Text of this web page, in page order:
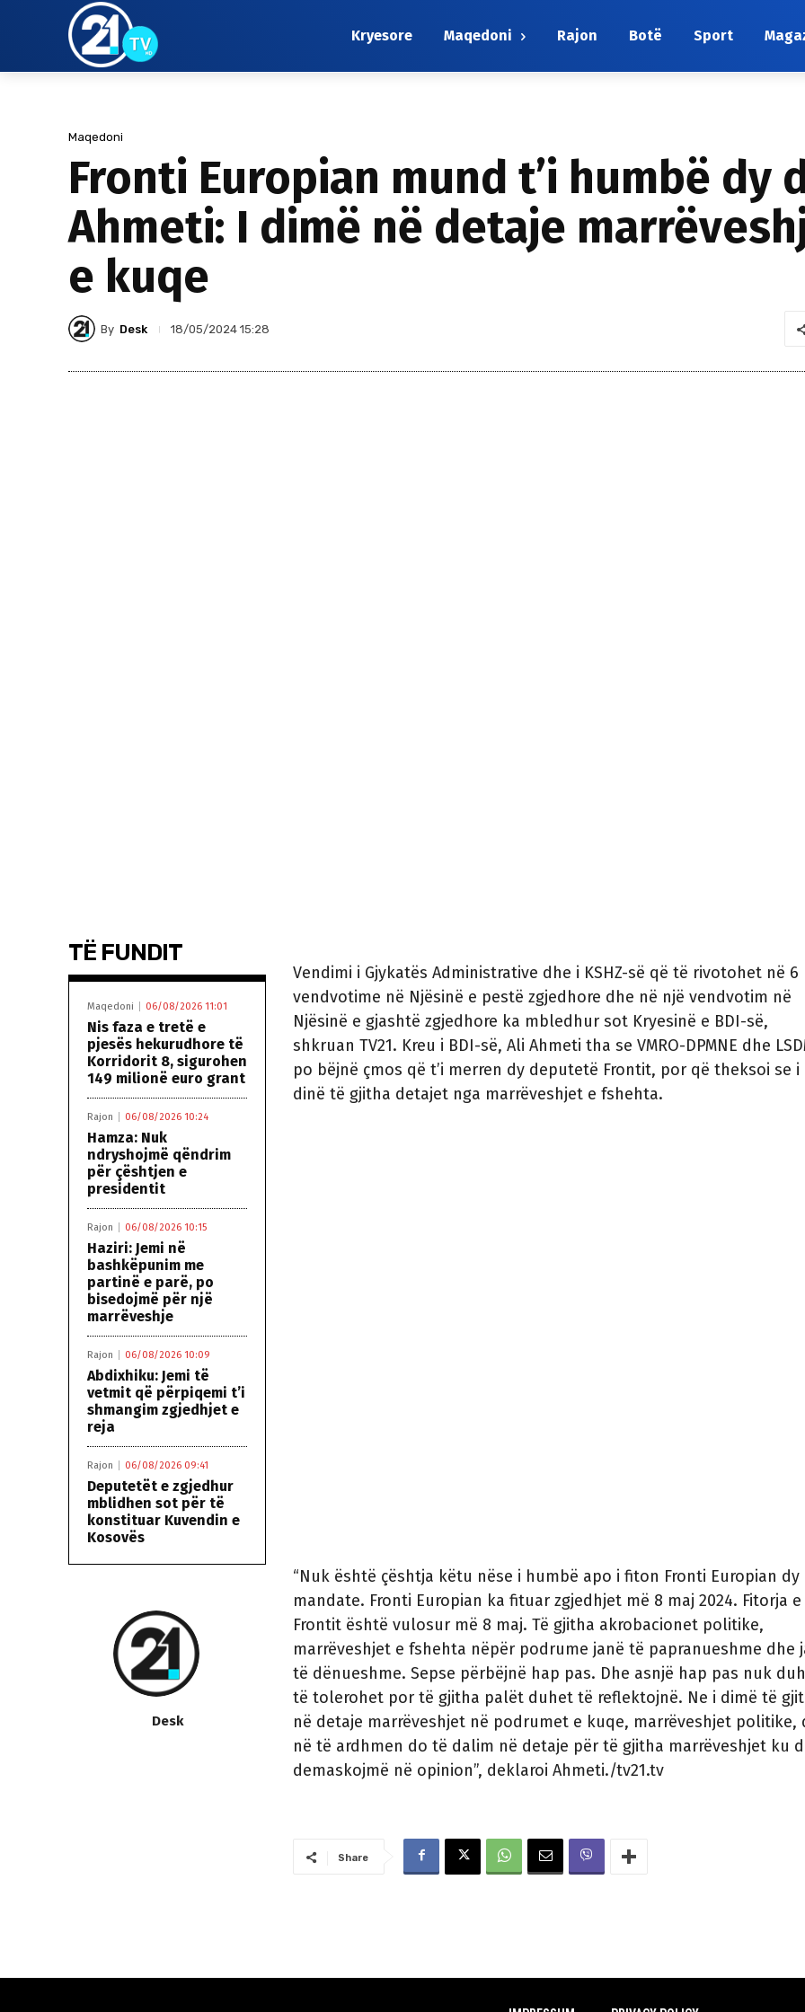
Kryesore Maqedoni Rajon Botë Sport
Maqedoni
Fronti Europian mund t’i humbë dy
Ahmeti: I dimë në detaje
e kuqe
By Desk 18/05/2024 15:28
TË FUNDIT
Maqedoni 06/08/2026 11:01
Nis faza e tretë e
pjesës hekurudhore të
Korridorit 8, sigurohen
149 milionë euro grant
Rajon 06/08/2026 10:24
Hamza: Nuk
ndryshojmë qëndrim
për çështjen e
presidentit
Rajon 06/08/2026 10:15
Haziri: Jemi në
bashkëpunim me
partinë e parë, po
bisedojmë për një
marrëveshje
Rajon 06/08/2026 10:09
Abdixhiku: Jemi të
vetmit që përpiqemi t’i
shmangim zgjedhjet e
reja
Rajon 06/08/2026 09:41
Deputetët e zgjedhur
mblidhen sot për të
konstituar Kuvendin e
Kosovës
Desk
Vendimi i Gjykatës Administrative dhe i KSHZ-së që të rivotohet në 6
vendvotime në Njësinë e pestë zgjedhore dhe në një vendvotim në
Njësinë e gjashtë zgjedhore ka mbledhur sot Kryesinë e BDI-së,
shkruan TV21. Kreu i BDI-së, Ali Ahmeti tha se VMRO-DPMNE dhe
po bëjnë çmos që t’i merren dy deputetë Frontit, por që theksoi se i
dinë të gjitha detajet nga marrëveshjet e fshehta.
“Nuk është çështja këtu nëse i humbë apo i fiton Fronti Europian dy
mandate. Fronti Europian ka fituar zgjedhjet më 8 maj 2024. Fitorja e
Frontit është vulosur më 8 maj. Të gjitha akrobacionet politike,
marrëveshjet e fshehta nëpër podrume janë të papranueshme dhe
të dënueshme. Sepse përbëjnë hap pas. Dhe asnjë hap pas nuk
të tolerohet por të gjitha palët duhet të reflektojnë. Ne i dimë të
në detaje marrëveshjet në podrumet e kuqe, marrëveshjet politike,
në të ardhmen do të dalim në detaje për të gjitha marrëveshjet ku
demaskojmë në opinion”, deklaroi Ahmeti./tv21.tv
Share